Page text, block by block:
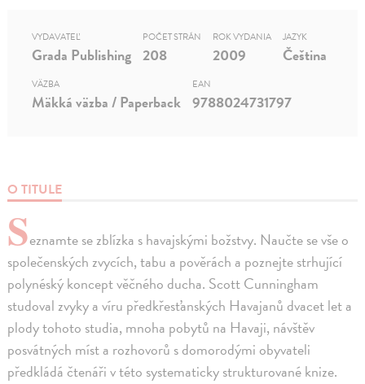
O TITULE
Seznamte se zblízka s havajskými božstvy. Naučte se vše o
společenských zvycích, tabu a pověrách a poznejte strhující
polynéský koncept věčného ducha. Scott Cunningham
studoval zvyky a víru předkřesťanských Havajanů dvacet let a
plody tohoto studia, mnoha pobytů na Havaji, návštěv
posvátných míst a rozhovorů s domorodými obyvateli
předkládá čtenáři v této systematicky strukturované knize.
VYDAVATEĽ
Grada Publishing
POČET STRÁN
208
ROK VYDANIA
2009
JAZYK
Čeština
VÄZBA
Mäkká väzba / Paperback
EAN
9788024731797